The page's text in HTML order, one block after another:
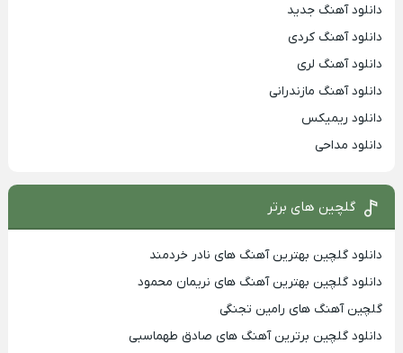
دانلود آهنگ جدید
دانلود آهنگ کردی
دانلود آهنگ لری
دانلود آهنگ مازندرانی
دانلود ریمیکس
دانلود مداحی
گلچین های برتر
دانلود گلچین بهترین آهنگ های نادر خردمند
دانلود گلچین بهترین آهنگ های نریمان محمود
گلچین آهنگ های رامین تجنگی
دانلود گلچین برترین آهنگ های صادق طهماسبی